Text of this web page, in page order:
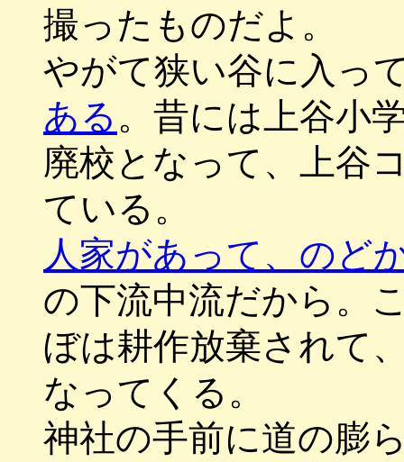
撮ったものだよ。
やがて狭い谷に入っ
ある 。昔には上谷小
廃校となって、上谷
ている。
人家があって、のど
の下流中流だから。
ぼは耕作放棄されて
なってくる。
神社の手前に道の膨